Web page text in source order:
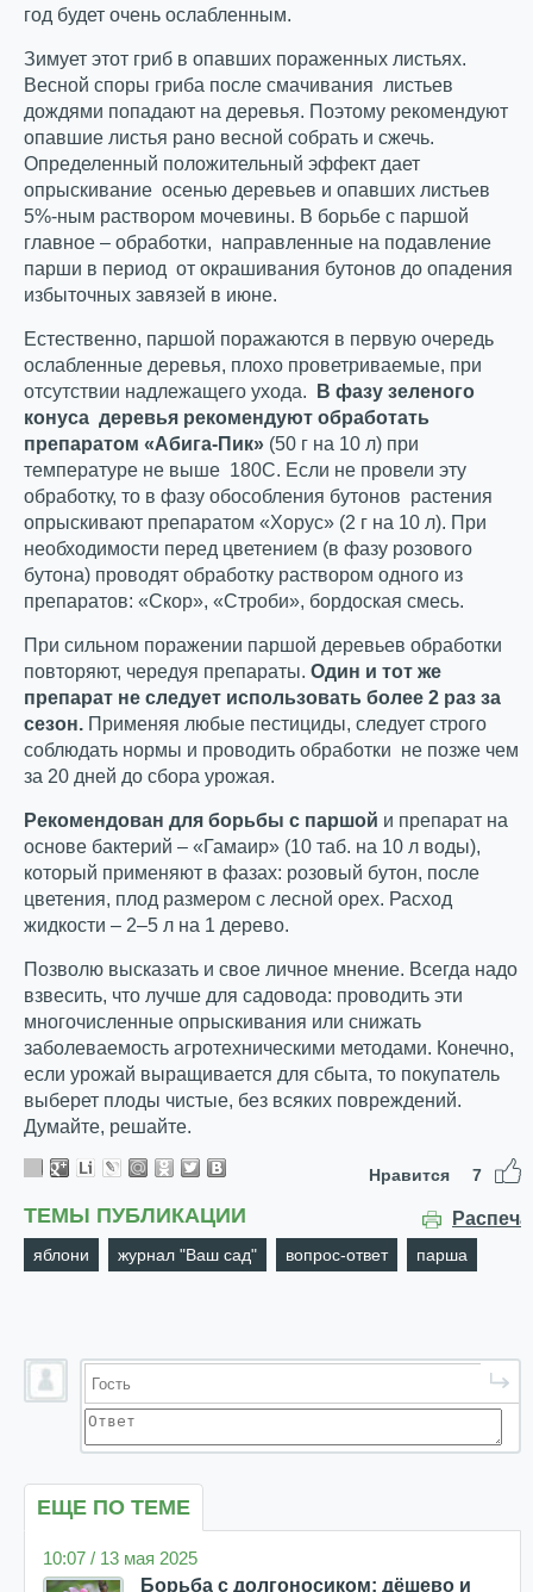
год будет очень ослабленным.
Зимует этот гриб в опавших пораженных листьях.
Весной споры гриба после смачивания листьев
дождями попадают на деревья. Поэтому рекомендуют
опавшие листья рано весной собрать и сжечь.
Определенный положительный эффект дает
опрыскивание осенью деревьев и опавших листьев
5%-ным раствором мочевины. В борьбе с паршой
главное – обработки, направленные на подавление
парши в период от окрашивания бутонов до опадения
избыточных завязей в июне.
Естественно, паршой поражаются в первую очередь
ослабленные деревья, плохо проветриваемые, при
отсутствии надлежащего ухода. В фазу зеленого
конуса деревья рекомендуют обработать
препаратом «Абига-Пик» (50 г на 10 л) при
температуре не выше 180С. Если не провели эту
обработку, то в фазу обособления бутонов растения
опрыскивают препаратом «Хорус» (2 г на 10 л). При
необходимости перед цветением (в фазу розового
бутона) проводят обработку раствором одного из
препаратов: «Скор», «Строби», бордоская смесь.
При сильном поражении паршой деревьев обработки
повторяют, чередуя препараты. Один и тот же
препарат не следует использовать более 2 раз за
сезон. Применяя любые пестициды, следует строго
соблюдать нормы и проводить обработки не позже чем
за 20 дней до сбора урожая.
Рекомендован для борьбы с паршой и препарат на
основе бактерий – «Гамаир» (10 таб. на 10 л воды),
который применяют в фазах: розовый бутон, после
цветения, плод размером с лесной орех. Расход
жидкости – 2–5 л на 1 дерево.
Позволю высказать и свое личное мнение. Всегда надо
взвесить, что лучше для садовода: проводить эти
многочисленные опрыскивания или снижать
заболеваемость агротехническими методами. Конечно,
если урожай выращивается для сбыта, то покупатель
выберет плоды чистые, без всяких повреждений.
Думайте, решайте.
Нравится 7
ТЕМЫ ПУБЛИКАЦИИ
яблони журнал "Ваш сад" вопрос-ответ парша
ЕЩЕ ПО ТЕМЕ
10:07 / 13 мая 2025
Борьба с долгоносиком: дёшево и